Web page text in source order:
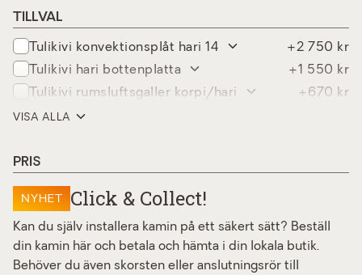
TILLVAL
tulikivi konvektionsplåt hari 14
+2 750 kr
tulikivi hari bottenplatta
+1 550 kr
tulikivi rumsluftsgaller korpi/hari
+670 kr
tulikivi täcklåt för skorstensanls.
tulikivi grillställ siera
VISA ALLA
PRIS
NYHET Click & Collect!
Kan du själv installera kamin på ett säkert sätt? Beställ
din kamin här och betala och hämta i din lokala butik.
Behöver du även skorsten eller anslutningsrör till